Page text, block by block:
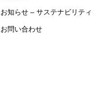
お知らせ – サステナビリティ
お問い合わせ